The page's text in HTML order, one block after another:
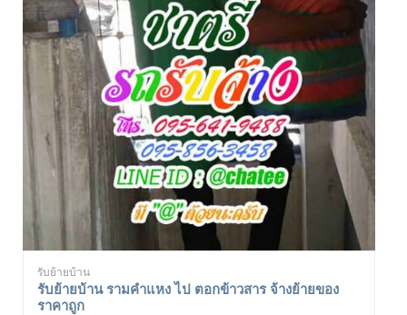
รับย้ายบ้าน
รับย้ายบ้าน รามคำแหง ไป ตอกข้าวสาร จ้างย้ายของ
ราคาถูก